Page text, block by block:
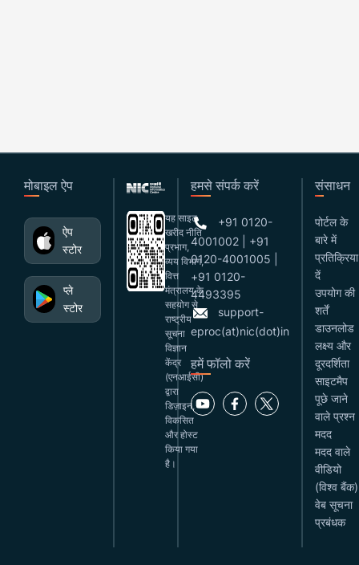
मोबाइल ऐप
ऐप
स्टोर
प्ले
स्टोर
यह साइट
खरीद नीति
प्रभाग,
व्यय विभाग,
वित्त
मंत्रालय के
सहयोग से
राष्ट्रीय
सूचना
विज्ञान
केंद्र
(एनआईसी)
द्वारा
डिज़ाइन,
विकसित
और होस्ट
किया गया
है।
हमसे संपर्क करें
+91 0120-
4001002 | +91
0120-4001005 |
+91 0120-
4493395
support-
eproc(at)nic(dot)in
हमें फॉलो करें
संसाधन
पोर्टल के
बारे में
प्रतिक्रिया
दें
उपयोग की
शर्तें
डाउनलोड
लक्ष्य और
दूरदर्शिता
साइटमैप
पूछे जाने
वाले प्रश्न
मदद
मदद वाले
वीडियो
(विश्व बैंक)
वेब सूचना
प्रबंधक